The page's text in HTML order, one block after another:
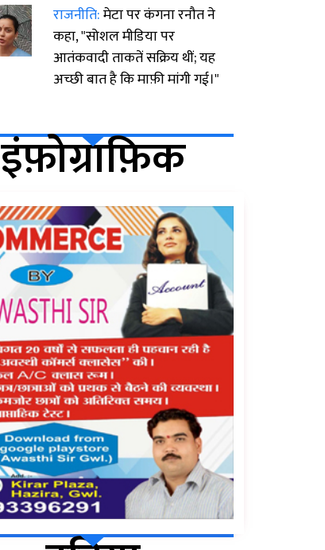
राजनीति:मेटा पर कंगना रनौत ने
कहा, "सोशल मीडिया पर
आतंकवादी ताकतें सक्रिय थीं; यह
अच्छी बात है कि माफ़ी मांगी गई।"
इंफ़ोग्राफ़िक